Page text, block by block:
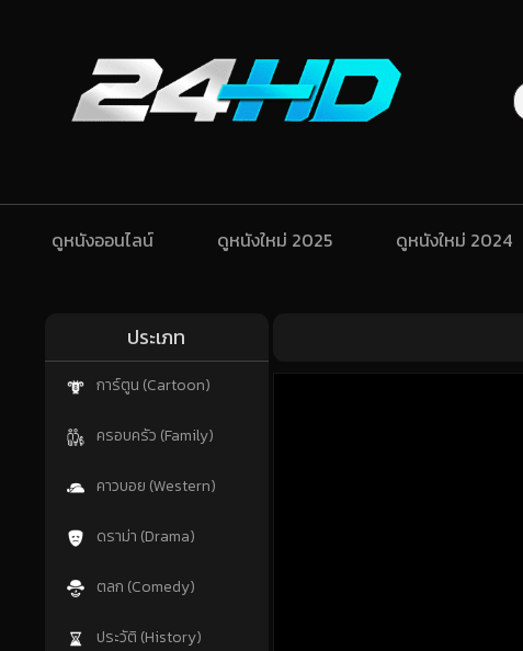
ดูหนังออนไลน์ ดูหนังใหม่ 2025 ดูหนังใหม่ 2024
ประเภท
การ์ตูน (Cartoon)
ครอบครัว (Family)
คาวบอย (Western)
ดราม่า (Drama)
ตลก (Comedy)
ประวัติ (History)